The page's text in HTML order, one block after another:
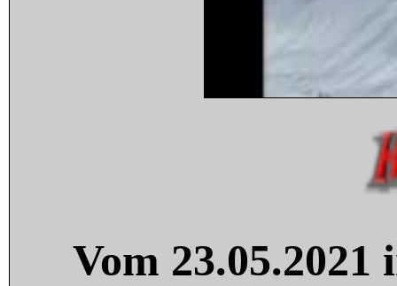
Vom